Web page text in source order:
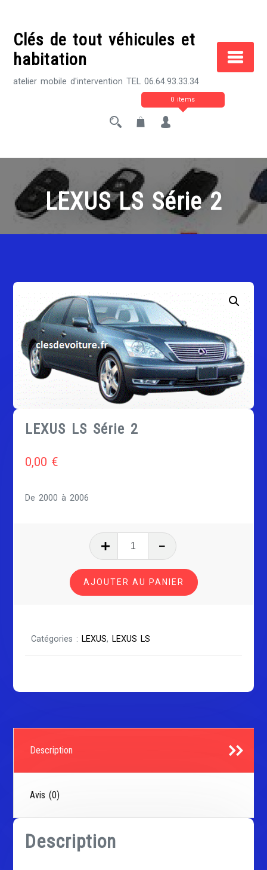
contentClés de tout véhicules et
habitation
atelier mobile d'intervention TEL 06.64.93.33.34
0 items
LEXUS LS Série 2
LEXUS LS Série 2
0,00 €
De 2000 à 2006
quantité
LEXUS
LS
Série
AJOUTER AU PANIER
Catégories : LEXUS, LEXUS LS
Description
Avis (0)
Description